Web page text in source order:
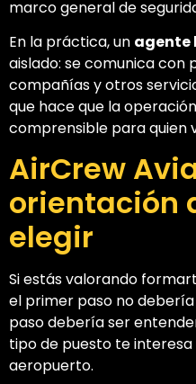
marco general de
En la práctica, un agente
aislado: se comunica con
compañías y otros
que hace que la
comprensible para quien
AirCrew
orientación
elegir
Si estás valorando
el primer paso no
paso debería ser
tipo de puesto te
aeropuerto.